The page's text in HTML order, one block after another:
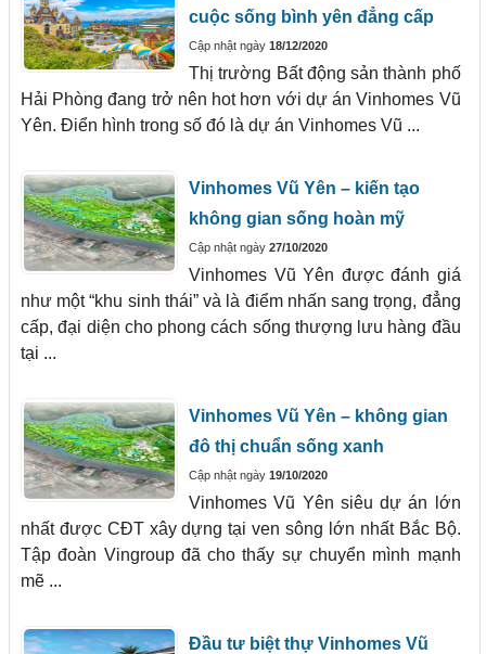
cuộc sống bình yên đẳng cấp
Cập nhật ngày 18/12/2020
Thị trường Bất động sản thành phố
Hải Phòng đang trở nên hot hơn với dự án Vinhomes Vũ
Yên. Điển hình trong số đó là dự án Vinhomes Vũ ...
Vinhomes Vũ Yên – kiến tạo
không gian sống hoàn mỹ
Cập nhật ngày 27/10/2020
Vinhomes Vũ Yên được đánh giá
như một “khu sinh thái” và là điểm nhấn sang trọng, đẳng
cấp, đại diện cho phong cách sống thượng lưu hàng đầu
tại ...
Vinhomes Vũ Yên – không gian
đô thị chuẩn sống xanh
Cập nhật ngày 19/10/2020
Vinhomes Vũ Yên siêu dự án lớn
nhất được CĐT xây dựng tại ven sông lớn nhất Bắc Bộ.
Tập đoàn Vingroup đã cho thấy sự chuyển mình mạnh
mẽ ...
Đầu tư biệt thự Vinhomes Vũ